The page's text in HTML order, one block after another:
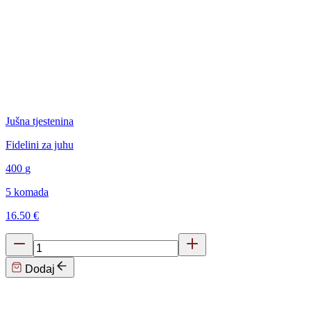
Jušna tjestenina
Fidelini za juhu
400 g
5 komada
16.50 €
Dodaj